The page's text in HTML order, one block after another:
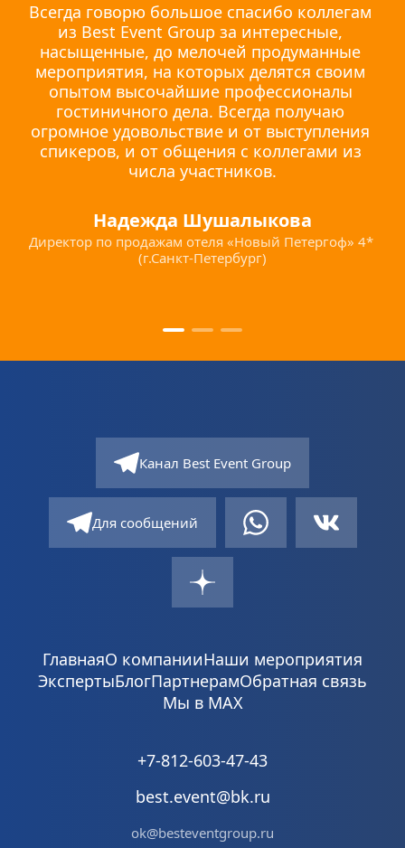
Всегда говорю большое спасибо коллегам
из Best Event Group за интересные,
насыщенные, до мелочей продуманные
мероприятия, на которых делятся своим
опытом высочайшие профессионалы
гостиничного дела. Всегда получаю
огромное удовольствие и от выступления
спикеров, и от общения с коллегами из
числа участников.
Надежда Шушалыкова
Директор по продажам отеля «Новый Петергоф» 4*
(г.Санкт-Петербург)
Канал Best Event Group
Для сообщений
ГлавнаяО компанииНаши мероприятия
ЭкспертыБлогПартнерамОбратная связь
Мы в MAX
+7-812-603-47-43
best.event@bk.ru
ok@besteventgroup.ru